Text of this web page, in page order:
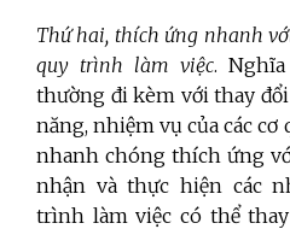
Thứ hai, thích ứng nhanh
quy trình làm việc.
thường đi kèm với thay đổi
năng, nhiệm vụ của các cơ
nhanh chóng thích ứng
nhận và thực hiện các
trình làm việc có thể